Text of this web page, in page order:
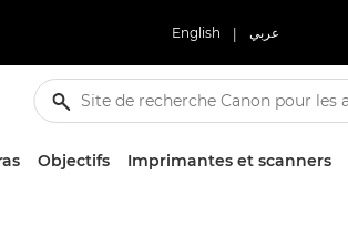
English | عربي
Objectifs Imprimantes et scanners